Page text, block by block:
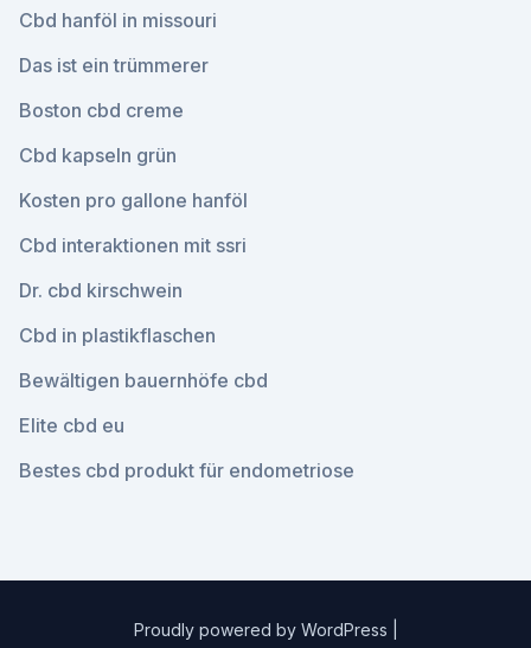
Cbd hanföl in missouri
Das ist ein trümmerer
Boston cbd creme
Cbd kapseln grün
Kosten pro gallone hanföl
Cbd interaktionen mit ssri
Dr. cbd kirschwein
Cbd in plastikflaschen
Bewältigen bauernhöfe cbd
Elite cbd eu
Bestes cbd produkt für endometriose
Proudly powered by WordPress